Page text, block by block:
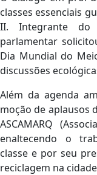
classes essenciais
II. Integrante do
parlamentar
Dia Mundial do
discussões
Além da agenda
moção de aplausos
ASCAMARQ
enaltecendo o
classe e por seu
reciclagem na